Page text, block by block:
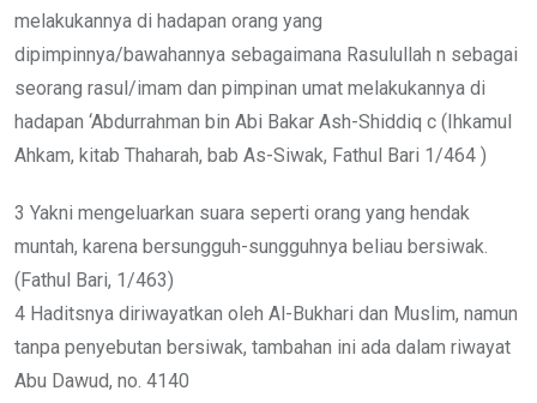
melakukannya di hadapan orang yang
dipimpinnya/bawahannya sebagaimana Rasulullah n sebagai
seorang rasul/imam dan pimpinan umat melakukannya di
hadapan ‘Abdurrahman bin Abi Bakar Ash-Shiddiq c (Ihkamul
Ahkam, kitab Thaharah, bab As-Siwak, Fathul Bari 1/464 )
3 Yakni mengeluarkan suara seperti orang yang hendak
muntah, karena bersungguh-sungguhnya beliau bersiwak.
(Fathul Bari, 1/463)
4 Haditsnya diriwayatkan oleh Al-Bukhari dan Muslim, namun
tanpa penyebutan bersiwak, tambahan ini ada dalam riwayat
Abu Dawud, no. 4140